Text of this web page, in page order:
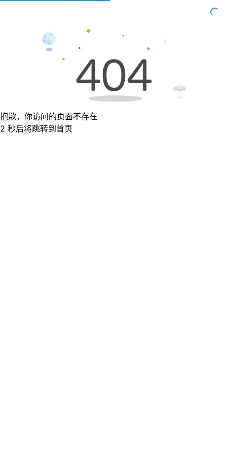
抱歉，你访问的页面不存在
1 秒后将跳转到首页